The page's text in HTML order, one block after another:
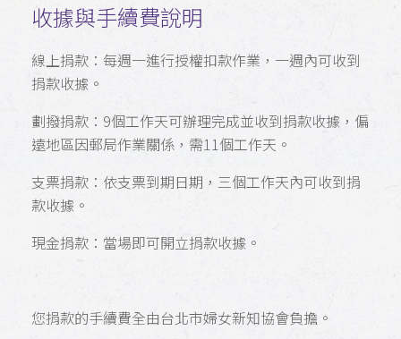
收據與手續費說明
線上捐款：每週一進行授權扣款作業，一週內可收到
捐款收據。
劃撥捐款：9個工作天可辦理完成並收到捐款收據，偏
遠地區因郵局作業關係，需11個工作天。
支票捐款：依支票到期日期，三個工作天內可收到捐
款收據。
現金捐款：當場即可開立捐款收據。
您捐款的手續費全由台北市婦女新知協會負擔。